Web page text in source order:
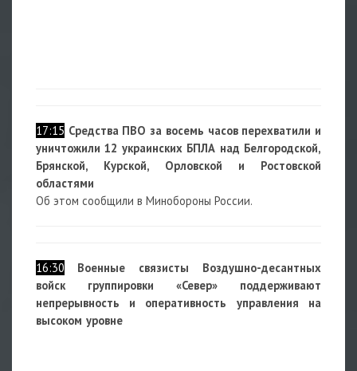
17:15 Средства ПВО за восемь часов перехватили и
уничтожили 12 украинских БПЛА над Белгородской,
Брянской, Курской, Орловской и Ростовской
областями
Об этом сообщили в Минобороны России.
16:30
Военные связисты Воздушно-десантных
войск группировки «Север» поддерживают
непрерывность и оперативность управления на
высоком уровне